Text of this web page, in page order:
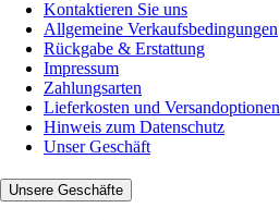
Kontaktieren Sie uns
Allgemeine Verkaufsbedingungen
Rückgabe & Erstattung
Impressum
Zahlungsarten
Lieferkosten und Versandoptionen
Hinweis zum Datenschutz
Unser Geschäft
Unsere Geschäfte